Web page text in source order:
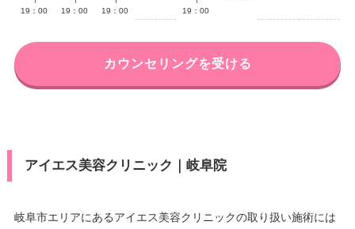
19：00
19：00
19：00
19：00
カウンセリングを受ける
アイエス美容クリニック｜岐阜院
岐阜市エリアにあるアイエス美容クリニックの取り扱い施術には